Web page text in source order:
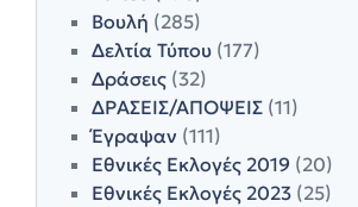
Βουλή (285)
Δελτία Τύπου (177)
Δράσεις (32)
ΔΡΑΣΕΙΣ/ΑΠΟΨΕΙΣ (11)
Έγραψαν (111)
Εθνικές Εκλογές 2019 (20)
Εθνικές Εκλογές 2023 (25)